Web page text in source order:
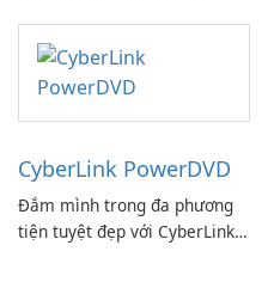
CyberLink PowerDVD
Đắm mình trong đa phương
tiện tuyệt đẹp với CyberLink